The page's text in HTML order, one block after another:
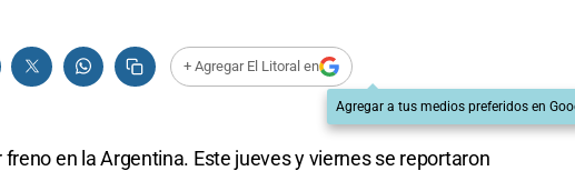
+ Agregar El Litoral en
Agregar a tus medios preferidos en
en la Argentina. Este jueves y viernes se reportaron